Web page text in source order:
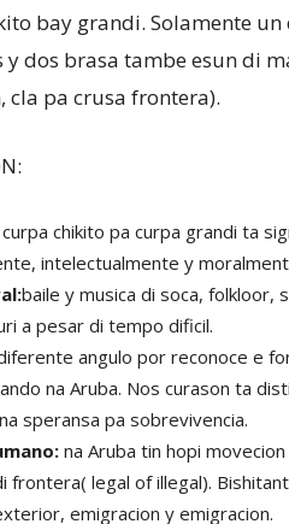
bay grandi. Solamente
y dos brasa tambe esun di
cla pa crusa frontera).
chikito pa curpa grandi ta
intelectualmente y
baile y musica di soca, folkloor,
a pesar di tempo dificil.
angulo por reconoce e
na Aruba. Nos curason ta
speransa pa sobrevivencia.
na Aruba tin hopi
frontera( legal of illegal).
emigracion y emigracion.